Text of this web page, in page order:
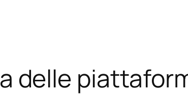
delle